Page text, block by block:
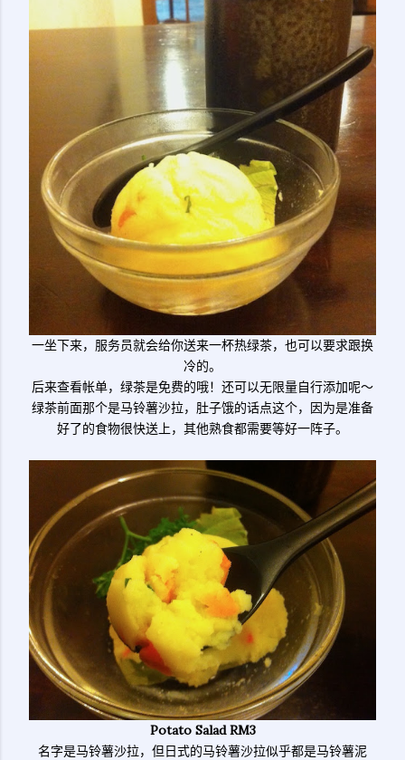
一坐下来，服务员就会给你送来一杯热绿茶，也可以要求跟换
冷的。
后来查看帐单，绿茶是免费的哦！还可以无限量自行添加呢～
绿茶前面那个是马铃薯沙拉，肚子饿的话点这个，因为是准备
好了的食物很快送上，其他熟食都需要等好一阵子。
Potato Salad RM3
名字是马铃薯沙拉，但日式的马铃薯沙拉似乎都是马铃薯泥